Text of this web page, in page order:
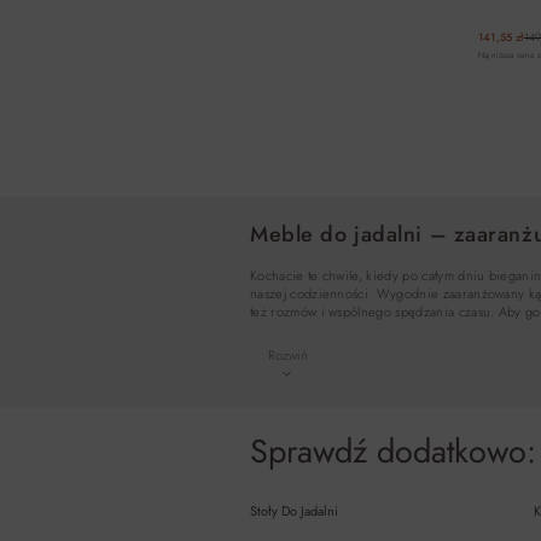
141,55 zł
Najniższa cena
Meble do jadalni –
Kochacie te chwile, kiedy po całym dniu
naszej codzienności. Wygodnie zaaranżowany
też rozmów i wspólnego spędzania czasu. Aby
Rozwiń
Sprawdź dodatkowo:
Stoły Do Jadalni